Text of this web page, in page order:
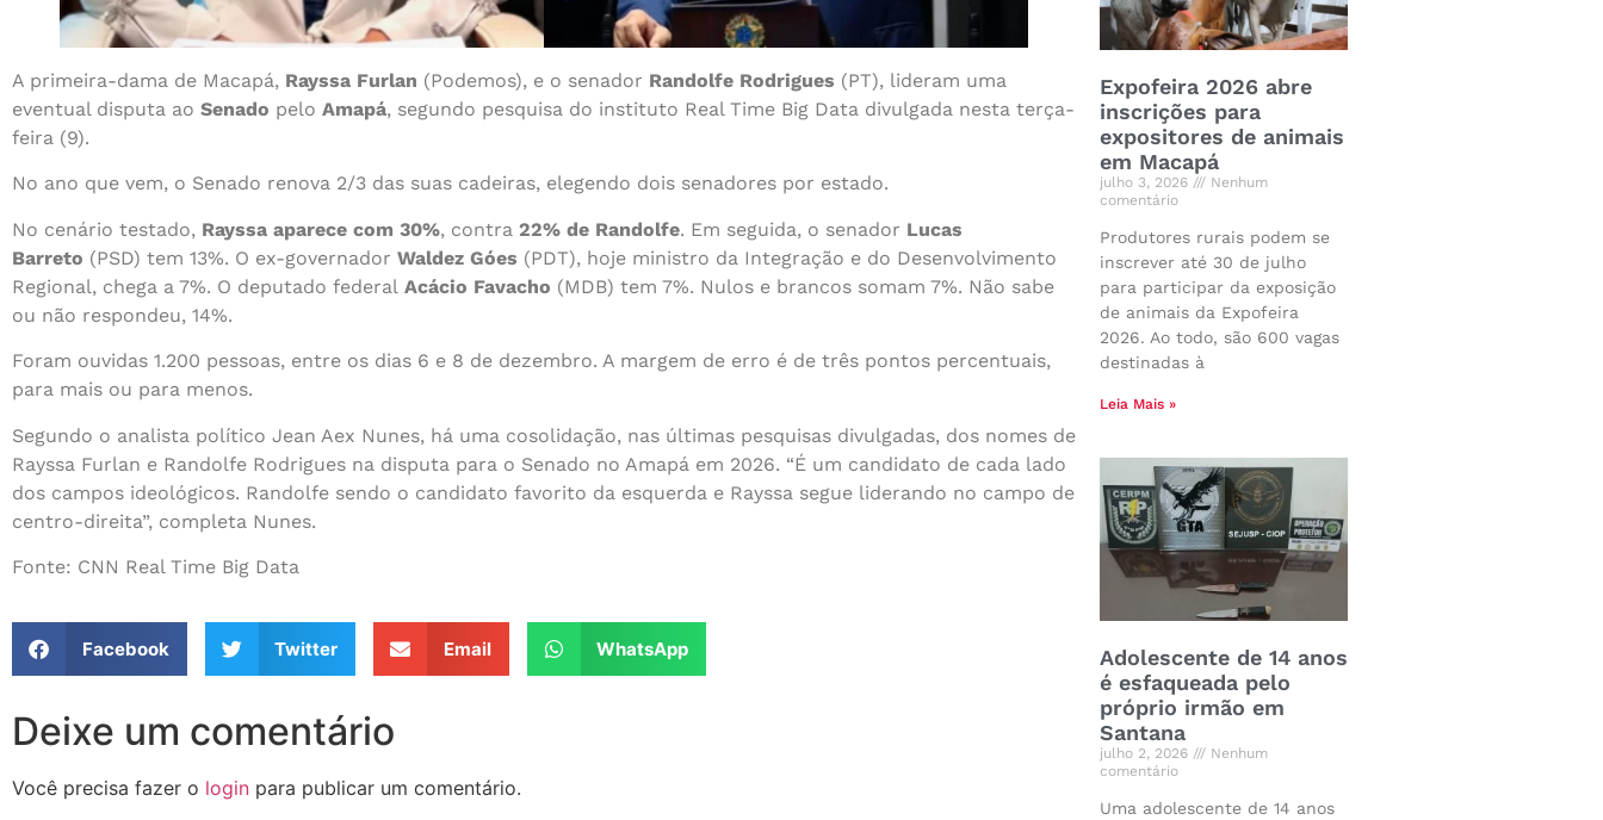
A primeira-dama de Macapá, Rayssa Furlan (Podemos), e o senador Randolfe Rodrigues (PT), lideram uma
eventual disputa ao Senado pelo Amapá, segundo pesquisa do instituto Real Time Big Data divulgada nesta terça-
feira (9).
No ano que vem, o Senado renova 2/3 das suas cadeiras, elegendo dois senadores por estado.
No cenário testado, Rayssa aparece com 30%, contra 22% de Randolfe. Em seguida, o senador Lucas
Barreto (PSD) tem 13%. O ex-governador Waldez Góes (PDT), hoje ministro da Integração e do Desenvolvimento
Regional, chega a 7%. O deputado federal Acácio Favacho (MDB) tem 7%. Nulos e brancos somam 7%. Não sabe
ou não respondeu, 14%.
Foram ouvidas 1.200 pessoas, entre os dias 6 e 8 de dezembro. A margem de erro é de três pontos percentuais,
para mais ou para menos.
Segundo o analista político Jean Aex Nunes, há uma cosolidação, nas últimas pesquisas divulgadas, dos nomes de
Rayssa Furlan e Randolfe Rodrigues na disputa para o Senado no Amapá em 2026. “É um candidato de cada lado
dos campos ideológicos. Randolfe sendo o candidato favorito da esquerda e Rayssa segue liderando no campo de
centro-direita”, completa Nunes.
Fonte: CNN Real Time Big Data
Facebook Twitter Email WhatsApp
Deixe um comentário
Você precisa fazer o login para publicar um comentário.
Expofeira 2026 abre
inscrições para
expositores de animais
em Macapá
julho 3, 2026
Nenhum
comentário
Produtores rurais podem se
inscrever até 30 de julho
para participar da exposição
de animais da Expofeira
2026. Ao todo, são 600 vagas
destinadas à
Leia Mais »
Adolescente de 14 anos
é esfaqueada pelo
próprio irmão em
Santana
julho 2, 2026
Nenhum
comentário
Uma adolescente de 14 anos